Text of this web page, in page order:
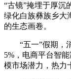
“古镜”掩埋于厚沉
绿化白族彝族乡大
的生态画卷。
“五一”假期，消
5%，电商平台智
模市场潜力，热力